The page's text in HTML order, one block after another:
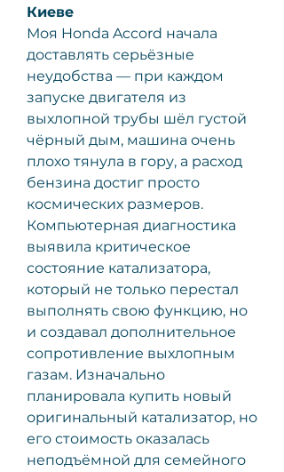
Киеве
Моя Honda Accord начала
доставлять серьёзные
неудобства — при каждом
запуске двигателя из
выхлопной трубы шёл густой
чёрный дым, машина очень
плохо тянула в гору, а расход
бензина достиг просто
космических размеров.
Компьютерная диагностика
выявила критическое
состояние катализатора,
который не только перестал
выполнять свою функцию, но
и создавал дополнительное
сопротивление выхлопным
газам. Изначально
планировала купить новый
оригинальный катализатор, но
его стоимость оказалась
неподъёмной для семейного